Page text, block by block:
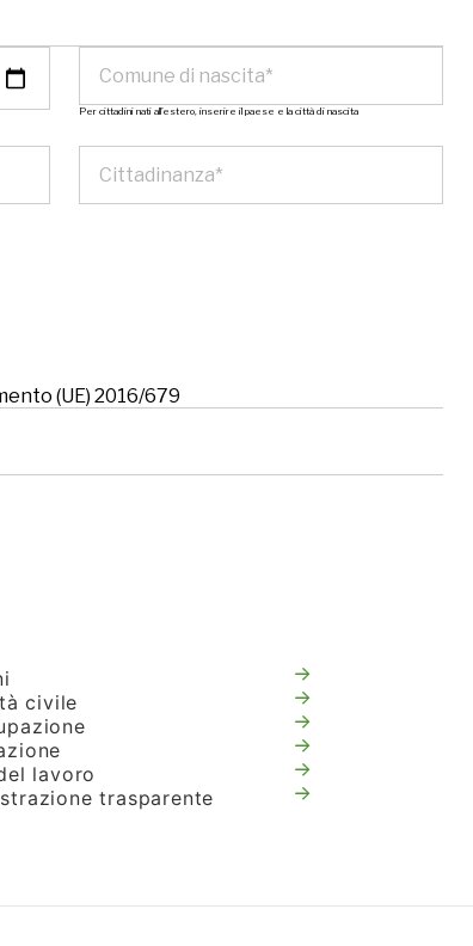
Per cittadini nati all’estero, inserire il paese e la città di nascita
(UE) 2016/679
civile
lavoro
trasparente